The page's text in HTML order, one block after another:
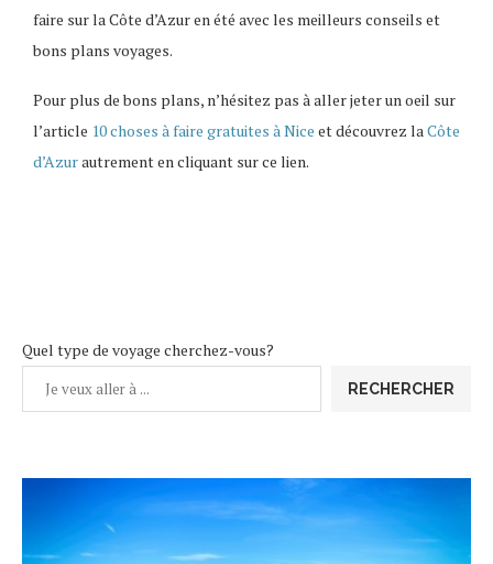
faire sur la Côte d’Azur en été avec les meilleurs conseils et
bons plans voyages.
Pour plus de bons plans, n’hésitez pas à aller jeter un oeil sur
l’article 10 choses à faire gratuites à Nice et découvrez la Côte
d’Azurautrement en cliquant sur ce lien.
Quel type de voyage cherchez-vous?
RECHERCHER